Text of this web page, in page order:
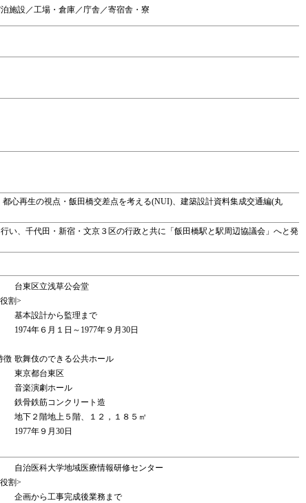
施設／工場・倉庫／庁舎／寄宿舎・寮
心再生の視点・飯田橋交差点を考える(NUI)、建築設計資料集成交通編(丸
い、千代田・新宿・文京３区の行政と共に「飯田橋駅と駅周辺協議会」へと発
台東区立浅草公会堂
割>
基本設計から監理まで
1974年６月１日～1977年９月30日
徴 歌舞伎のできる公共ホール
東京都台東区
音楽演劇ホール
鉄骨鉄筋コンクリート造
地下２階地上５階、１２，１８５㎡
1977年９月30日
自治医科大学地域医療情報研修センター
割>
企画から工事完成後業務まで